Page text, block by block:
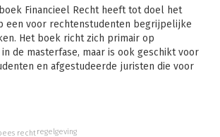
Financieel Recht heeft tot doel het
een voor rechtenstudenten begrijpelijke
Het boek richt zich primair op
de masterfase, maar is ook geschikt voor
en afgestudeerde juristen die voor
duidelijk gemaakt wat voor entiteiten of
rechtregelgeving